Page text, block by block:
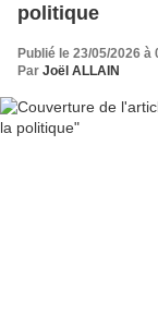
politique
Publié le 23/05/2026 à
Par Joël ALLAIN